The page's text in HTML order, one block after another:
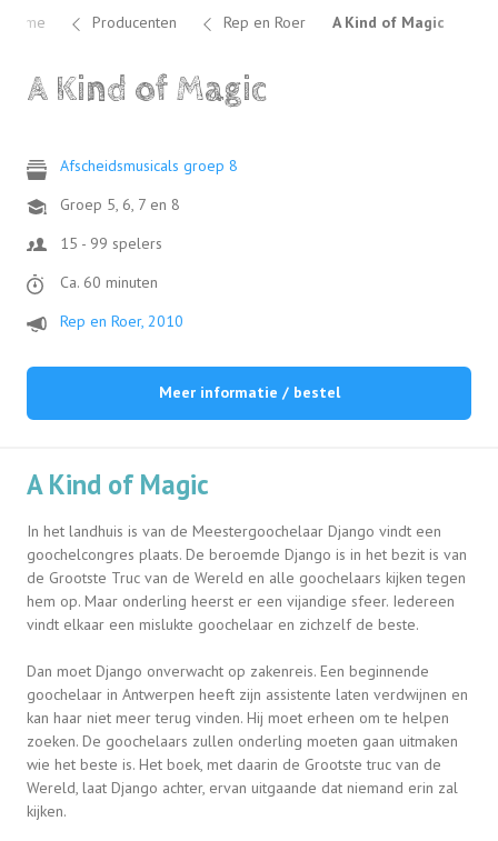
Home Producenten Rep en Roer A Kind of Magic
A Kind of Magic
Afscheidsmusicals groep 8
Groep 5, 6, 7 en 8
15 - 99 spelers
Ca. 60 minuten
Rep en Roer, 2010
Meer informatie / bestel
A Kind of Magic
In het landhuis is van de Meestergoochelaar Django vindt een
goochelcongres plaats. De beroemde Django is in het bezit is van
de Grootste Truc van de Wereld en alle goochelaars kijken tegen
hem op. Maar onderling heerst er een vijandige sfeer. Iedereen
vindt elkaar een mislukte goochelaar en zichzelf de beste.
Dan moet Django onverwacht op zakenreis. Een beginnende
goochelaar in Antwerpen heeft zijn assistente laten verdwijnen en
kan haar niet meer terug vinden. Hij moet erheen om te helpen
zoeken. De goochelaars zullen onderling moeten gaan uitmaken
wie het beste is. Het boek, met daarin de Grootste truc van de
Wereld, laat Django achter, ervan uitgaande dat niemand erin zal
kijken.